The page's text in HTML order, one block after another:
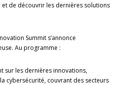
et de découvrir les dernières solutions
Summit s’annonce
Au programme :
sur les dernières innovations,
cybersécurité, couvrant des secteurs